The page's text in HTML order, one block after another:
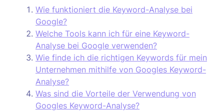
Wie funktioniert die Keyword-Analyse bei
Google?
Welche Tools kann ich für eine Keyword-
Analyse bei Google verwenden?
Wie finde ich die richtigen Keywords für mein
Unternehmen mithilfe von Googles Keyword-
Analyse?
Was sind die Vorteile der Verwendung von
Googles Keyword-Analyse?